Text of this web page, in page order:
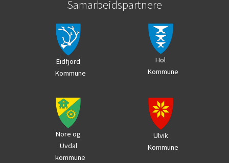
Samarbeidspartnere
Eidfjord
Kommune
Hol
Kommune
Nore og
Uvdal
kommune
Ulvik
Kommune